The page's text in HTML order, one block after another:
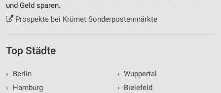
und Geld sparen.
Prospekte bei Krümet Sonderpostenmärkte
Top Städte
›
Berlin
›
Hamburg
› Wuppertal
› Bielefeld